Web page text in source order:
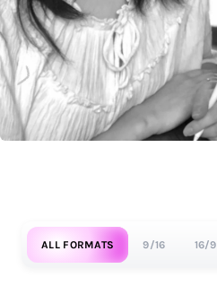
ALL FORMATS 9/16 16/9